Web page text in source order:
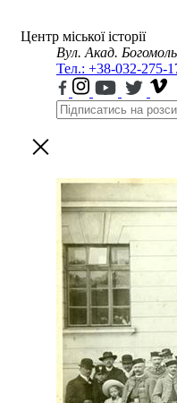
Центр міської історії
Вул. Акад.
Тел.: +38-032-275-